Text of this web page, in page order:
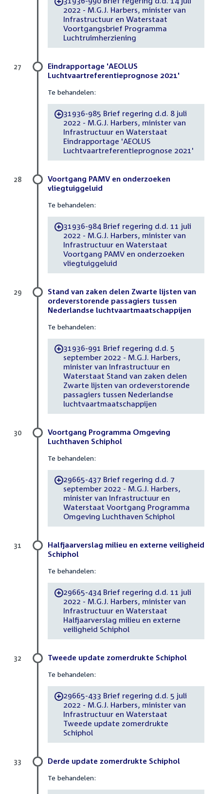
2022 - M.G.J. Harbers, minister van
Infrastructuur en Waterstaat
Voortgangsbrief Programma
Luchtruimherziening
Eindrapportage 'AEOLUS
Luchtvaartreferentieprognose 2021'
Te behandelen:
-31936-985 Brief regering d.d. 8 juli
2022 - M.G.J. Harbers, minister van
Infrastructuur en Waterstaat
Eindrapportage 'AEOLUS
Luchtvaartreferentieprognose 2021'
27
Voortgang PAMV en onderzoeken
vliegtuiggeluid
Te behandelen:
-31936-984 Brief regering d.d. 11 juli
2022 - M.G.J. Harbers, minister van
Infrastructuur en Waterstaat
Voortgang PAMV en onderzoeken
vliegtuiggeluid
28
Stand van zaken delen Zwarte lijsten van
ordeverstorende passagiers tussen
Nederlandse luchtvaartmaatschappijen
Te behandelen:
-31936-991 Brief regering d.d. 5
september 2022 - M.G.J. Harbers,
minister van Infrastructuur en
Waterstaat Stand van zaken delen
Zwarte lijsten van ordeverstorende
passagiers tussen Nederlandse
luchtvaartmaatschappijen
29
Voortgang Programma Omgeving
Luchthaven Schiphol
Te behandelen:
-29665-437 Brief regering d.d. 7
september 2022 - M.G.J. Harbers,
minister van Infrastructuur en
Waterstaat Voortgang Programma
Omgeving Luchthaven Schiphol
30
Halfjaarverslag milieu en externe veiligheid
Schiphol
Te behandelen:
-29665-434 Brief regering d.d. 11 juli
2022 - M.G.J. Harbers, minister van
Infrastructuur en Waterstaat
Halfjaarverslag milieu en externe
veiligheid Schiphol
31
Tweede update zomerdrukte Schiphol
Te behandelen:
-29665-433 Brief regering d.d. 5 juli
2022 - M.G.J. Harbers, minister van
Infrastructuur en Waterstaat
Tweede update zomerdrukte
Schiphol
32
Derde update zomerdrukte Schiphol
Te behandelen:
33